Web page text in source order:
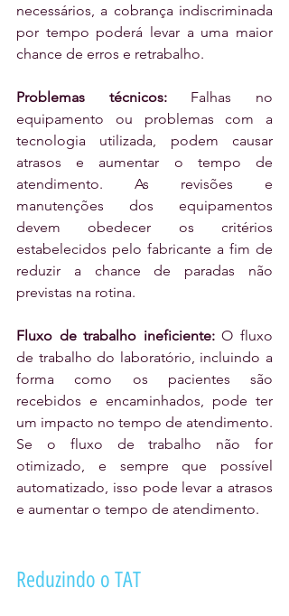
necessários, a cobrança indiscriminada
por tempo poderá levar a uma maior
chance de erros e retrabalho.
Problemas técnicos: Falhas no
equipamento ou problemas com a
tecnologia utilizada, podem causar
atrasos e aumentar o tempo de
atendimento. As revisões e
manutenções dos equipamentos
devem obedecer os critérios
estabelecidos pelo fabricante a fim de
reduzir a chance de paradas não
previstas na rotina.
Fluxo de trabalho ineficiente: O fluxo
de trabalho do laboratório, incluindo a
forma como os pacientes são
recebidos e encaminhados, pode ter
um impacto no tempo de atendimento.
Se o fluxo de trabalho não for
otimizado, e sempre que possível
automatizado, isso pode levar a atrasos
e aumentar o tempo de atendimento.
Reduzindo o TAT